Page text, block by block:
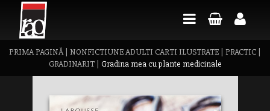
PRIMA PAGINĂ| NONFICTIUNE ADULTI CARTI ILUSTRATE PRACTIC
GRADINARIT| Gradina mea cu plante medicinale